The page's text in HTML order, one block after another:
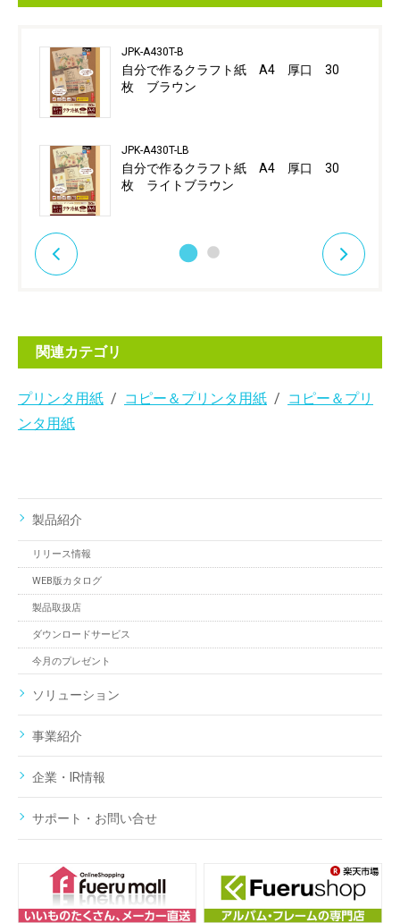
JPK-A430T-B
自分で作るクラフト紙 A4 厚口 30
枚 ブラウン
JPK-A430T-LB
自分で作るクラフト紙 A4 厚口 30
枚 ライトブラウン
関連カテゴリ
プリンタ用紙 コピー＆プリンタ用紙
コピー＆プリ
ンタ用紙
製品紹介
リリース情報
WEB版カタログ
製品取扱店
ダウンロードサービス
今月のプレゼント
ソリューション
事業紹介
企業・IR情報
サポート・お問い合せ